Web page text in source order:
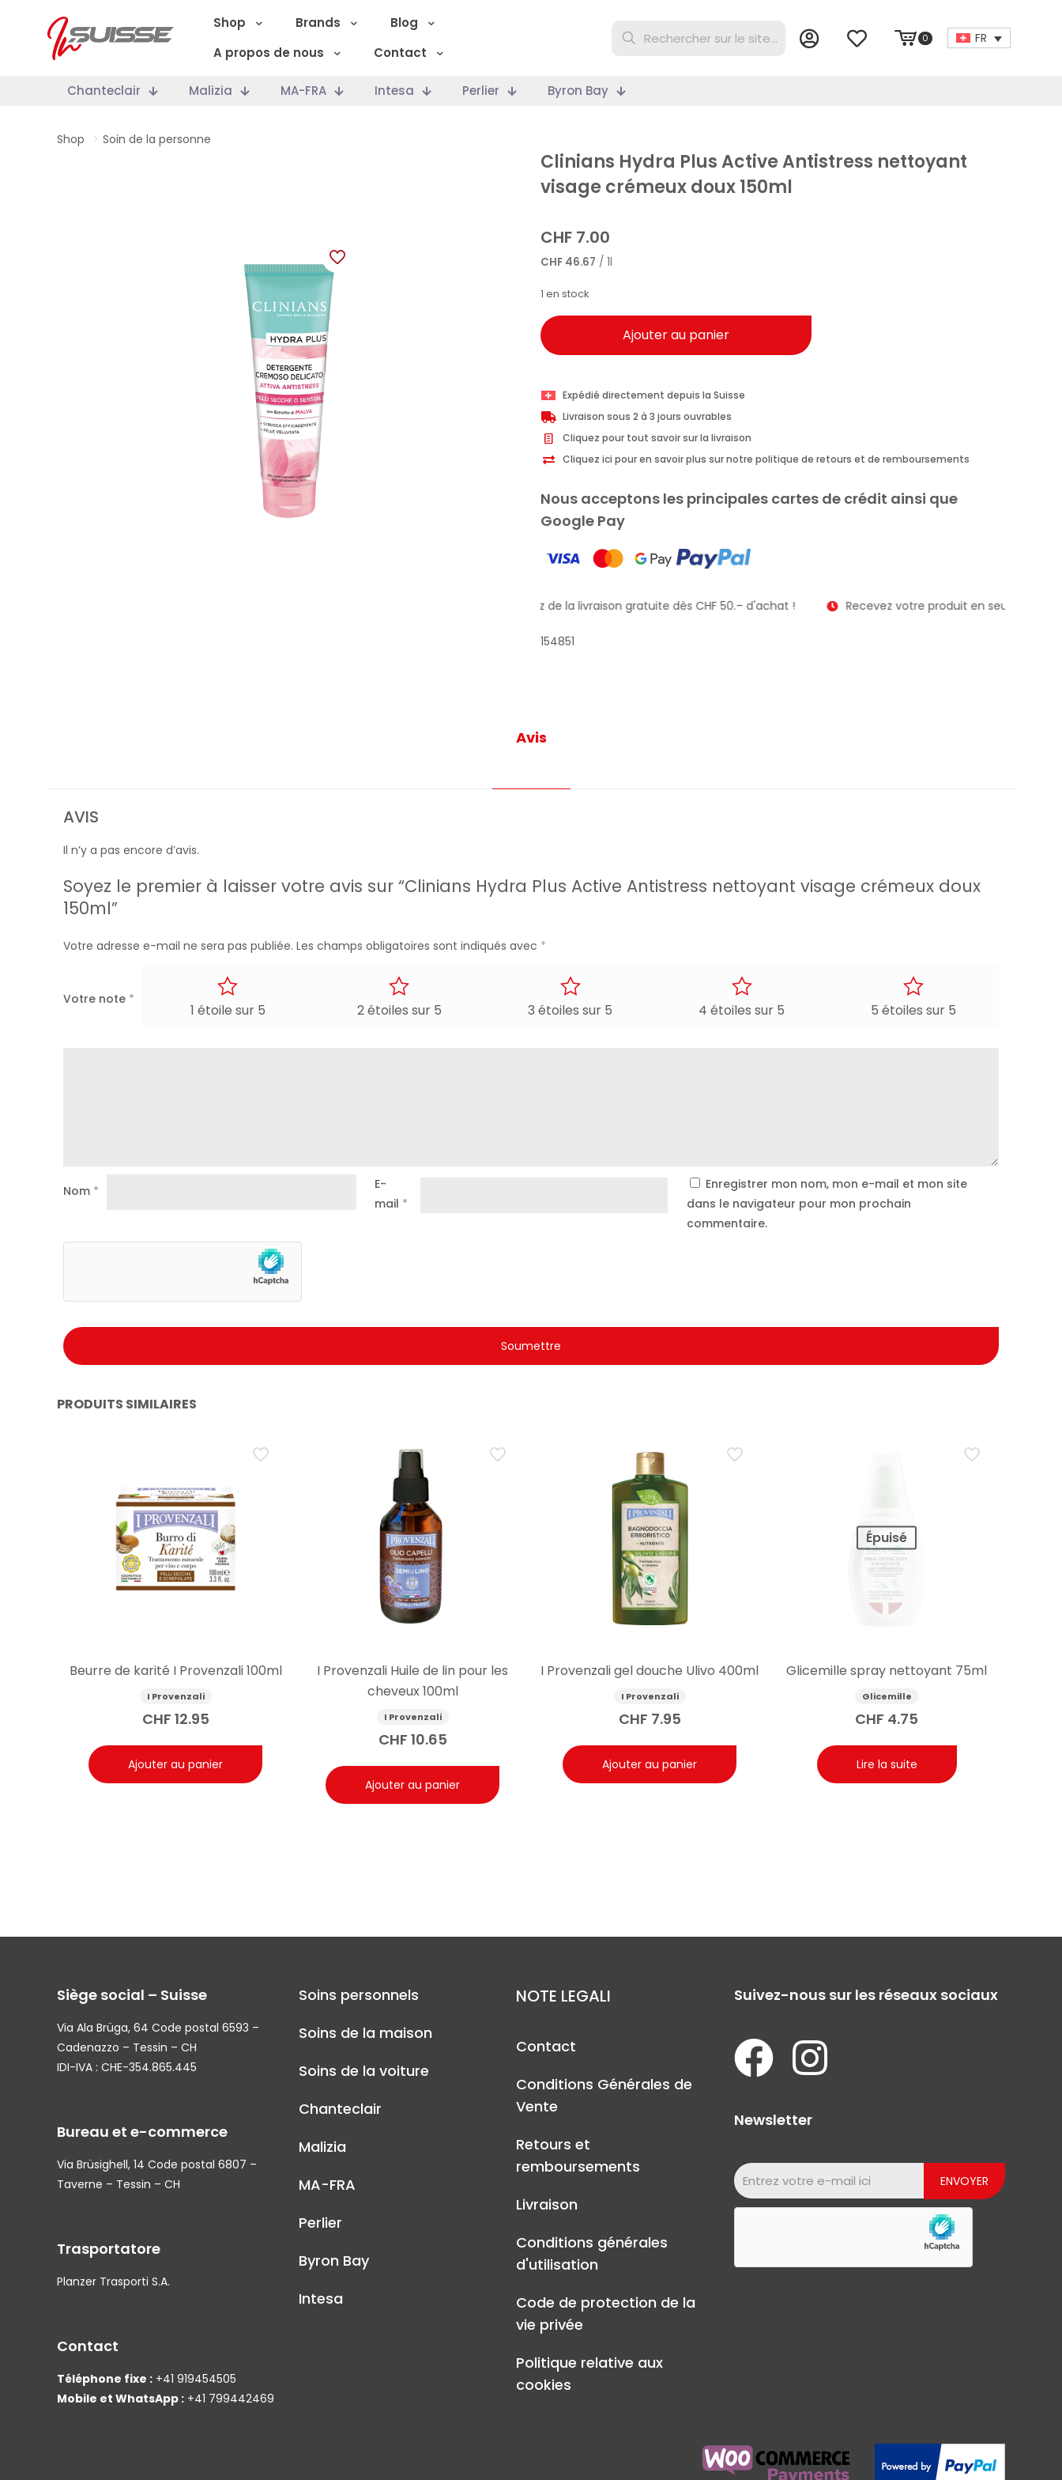
Shop Brands
Blog
A propos de nous
Contact
0 FR
Chanteclair Malizia MA-FRA Intesa Perlier Byron Bay
Shop > Soin de la personne
Clinians Hydra Plus Active Antistress nettoyant
visage crémeux doux 150ml
CHF 7.00
CHF 46.67 / 1l
1 en stock
Ajouter au panier
Expédié directement depuis la Suisse
Livraison sous 2 à 3 jours ouvrables
Cliquez pour tout savoir sur la livraison
Cliquez ici pour en savoir plus sur notre politique de retours et de remboursements
Nous acceptons les principales cartes de crédit ainsi que
Google Pay
Profitez de la livraison gratuite dès CHF 50.– d'achat ! Recevez votre produit en seulement 2
154851
Avis
AVIS
Il n’y a pas encore d’avis.
Soyez le premier à laisser votre avis sur “Clinians Hydra Plus Active Antistress nettoyant visage crémeux doux
150ml”
Votre adresse e-mail ne sera pas publiée. Les champs obligatoires sont indiqués avec *
Votre note *
1 étoile sur 5 2 étoiles sur 5 3 étoiles sur 5 4 étoiles sur 5 5 étoiles sur 5
Nom *
E-
mail *
Enregistrer mon nom, mon e-mail et mon site
dans le navigateur pour mon prochain
commentaire.
PRODUITS SIMILAIRES
Beurre de karité I Provenzali 100ml
I Provenzali
CHF 12.95
Ajouter au panier
I Provenzali Huile de lin pour les
cheveux 100ml
I Provenzali
CHF 10.65
Ajouter au panier
I Provenzali gel douche Ulivo 400ml
I Provenzali
CHF 7.95
Ajouter au panier
Épuisé
Glicemille spray nettoyant 75ml
Glicemille
CHF 4.75
Lire la suite
Siège social – Suisse
Via Ala Brüga, 64 Code postal 6593 –
Cadenazzo – Tessin – CH
IDI-IVA : CHE-354.865.445
Bureau et e-commerce
Via Brüsighell, 14 Code postal 6807 –
Taverne – Tessin – CH
Trasportatore
Planzer Trasporti S.A.
Contact
Téléphone fixe : +41 919454505
Mobile et WhatsApp : +41 799442469
Soins personnels
Soins de la maison
Soins de la voiture
Chanteclair
Malizia
MA-FRA
Perlier
Byron Bay
Intesa
NOTE LEGALI
Contact
Conditions Générales de
Vente
Retours et
remboursements
Livraison
Conditions générales
d'utilisation
Code de protection de la
vie privée
Politique relative aux
cookies
Suivez-nous sur les réseaux sociaux
Newsletter